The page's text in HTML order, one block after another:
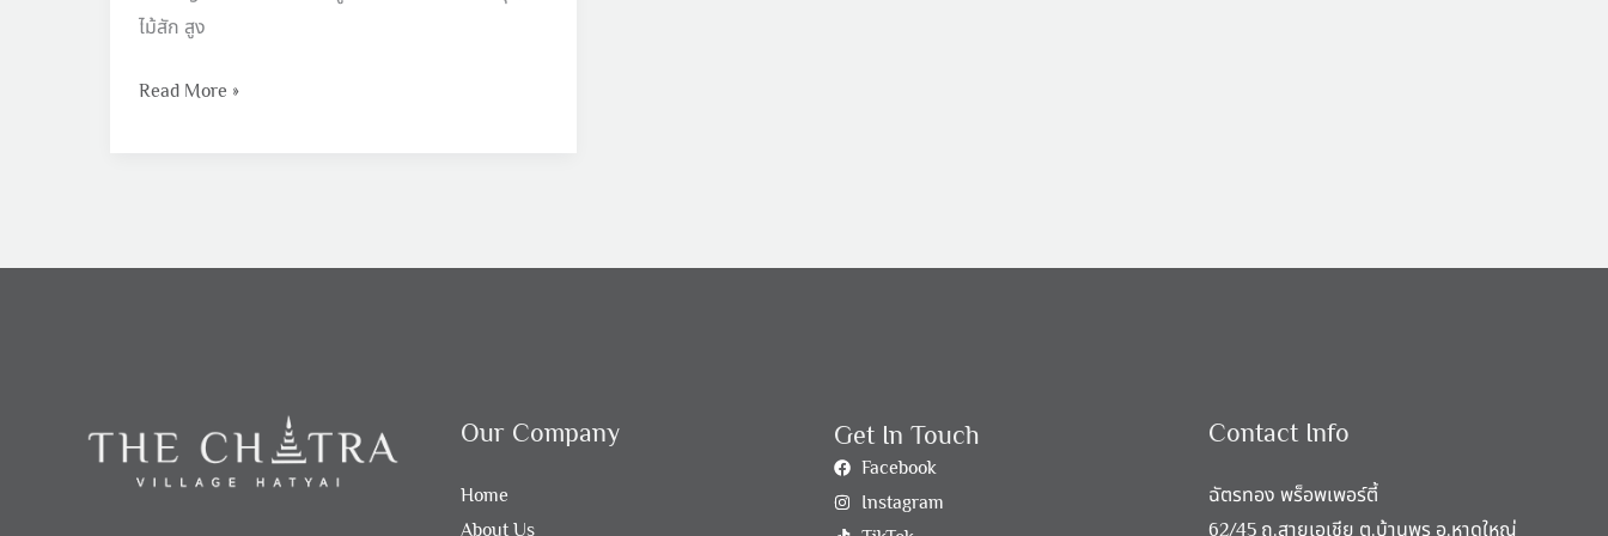
ไม้สัก สูง
Read More »
Our Company
Home
About Us
Get In Touch
Facebook
Instagram
Contact Info
ฉัตรทอง พร็อพเพอร์ตี้
62/45 ถ.สายเอเชีย ต.บ้านพรุ อ.หาดใหญ่